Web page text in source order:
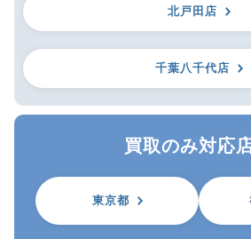
北戸田店
千葉八千代店
買取のみ対応
東京都